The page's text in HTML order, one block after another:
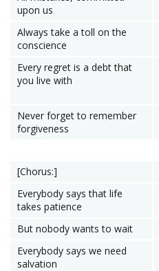
upon us
Always take a toll on the
conscience
Every regret is a debt that
you live with
Never forget to remember
forgiveness
[Chorus:]
Everybody says that life
takes patience
But nobody wants to wait
Everybody says we need
salvation